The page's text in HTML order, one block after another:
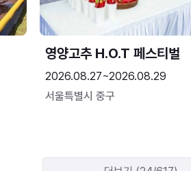
영양고추 H.O.T 페스티벌
2026.08.27~2026.08.29
서울특별시 중구